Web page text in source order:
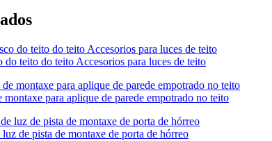
do teito do teito Accesorios para luces de teito
para aplique de parede empotrado no teito
de pista de montaxe de porta de hórreo